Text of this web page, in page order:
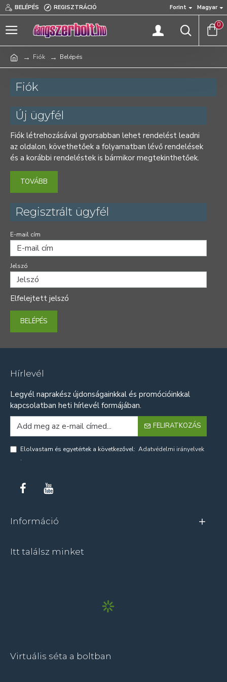
BELÉPÉS REGISZTRÁCIÓ Forint Magyar
0
Fiók Belépés
Fiók
Új ügyfél
Fiók létrehozásával gyorsabban lehet rendelést leadni
az oldalon, követhetőek a folyamatban lévő rendelések
és a korábbi rendeléstek is bármikor megtekinthetőek.
TOVÁBB
Regisztrált ügyfél
E-mail cím
Jelszó
Elfelejtett jelszó
BELÉPÉS
Hírlevél
Legyél naprakész újdonságainkkal és promócióinkkal
kapcsolatban heti hírlevél formájában.
FELIRATKOZÁS
Elolvastam és egyetértek a következővel: Adatvédelmi irányelvek
.
Információ
Itt találsz minket
Virtuális séta a boltban